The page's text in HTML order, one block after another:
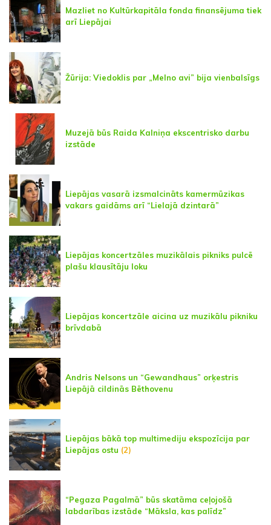
Mazliet no Kultūrkapitāla fonda finansējuma tiek
arī Liepājai
Žūrija: Viedoklis par „Melno avi” bija vienbalsīgs
Muzejā būs Raida Kalniņa ekscentrisko darbu
izstāde
Liepājas vasarā izsmalcināts kamermūzikas
vakars gaidāms arī “Lielajā dzintarā”
Liepājas koncertzāles muzikālais pikniks pulcē
plašu klausītāju loku
Liepājas koncertzāle aicina uz muzikālu pikniku
brīvdabā
Andris Nelsons un “Gewandhaus” orķestris
Liepājā cildinās Bēthovenu
Liepājas bākā top multimediju ekspozīcija par
Liepājas ostu (2)
“Pegaza Pagalmā” būs skatāma ceļojošā
labdarības izstāde “Māksla, kas palīdz”